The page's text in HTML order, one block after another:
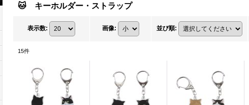
🐱 キーホルダー・ストラップ
表示数: 画像: 並び順:
15件